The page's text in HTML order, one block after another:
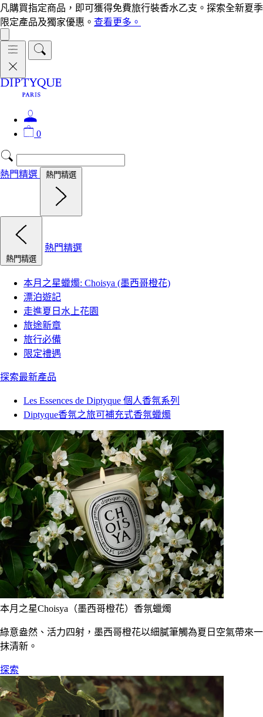
凡購買指定商品，即可獲得免費旅行裝香水乙支。探索全新夏季
限定產品及獨家優惠。 查看更多。
0
熱門精選 熱門精選
熱門精選
熱門精選
本月之星蠟燭: Choisya (墨西哥橙花)
漂泊遊記
走進夏日水上花園
旅途新章
旅行必備
限定禮遇
探索最新產品
Les Essences de Diptyque 個人香氛系列
Diptyque香氛之旅可補充式香氛蠟燭
本月之星Choisya（墨西哥橙花）香氛蠟燭
綠意盎然、活力四射，墨西哥橙花以細膩筆觸為夏日空氣帶來一
抹清新。
探索